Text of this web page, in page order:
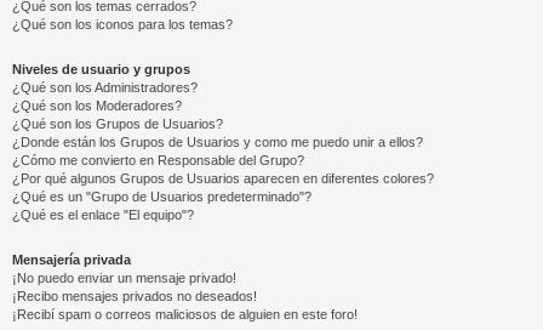
¿Qué son los temas cerrados?
¿Qué son los iconos para los temas?
Niveles de usuario y grupos
¿Qué son los Administradores?
¿Qué son los Moderadores?
¿Qué son los Grupos de Usuarios?
¿Donde están los Grupos de Usuarios y como me puedo unir a ellos?
¿Cómo me convierto en Responsable del Grupo?
¿Por qué algunos Grupos de Usuarios aparecen en diferentes colores?
¿Qué es un "Grupo de Usuarios predeterminado"?
¿Qué es el enlace "El equipo"?
Mensajería privada
¡No puedo enviar un mensaje privado!
¡Recibo mensajes privados no deseados!
¡Recibí spam o correos maliciosos de alguien en este foro!